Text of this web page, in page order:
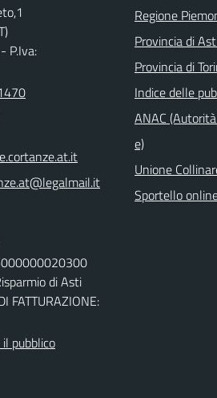
P.Iva:
di Asti
FATTURAZIONE:
pubblico
Regione
Provincia di
Provincia di
Indice delle
ANAC
e)
Unione
Sportello